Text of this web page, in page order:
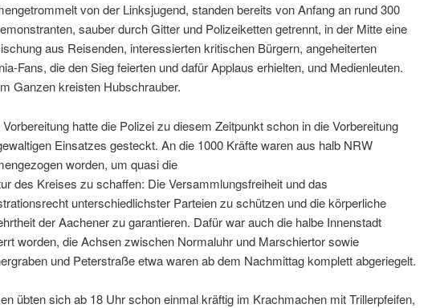
von der Linksjugend, standen bereits von Anfang an rund 300
sauber durch Gitter und Polizeiketten getrennt, in der Mitte eine
aus Reisenden, interessierten kritischen Bürgern, angeheiterten
Fans, die den Sieg feierten und dafür Applaus erhielten, und Medienleuten.
Ganzen kreisten Hubschrauber.
Vorbereitung hatte die Polizei zu diesem Zeitpunkt schon in die Vorbereitung
Einsatzes gesteckt. An die 1000 Kräfte waren aus halb NRW
worden, um quasi die
des Kreises zu schaffen: Die Versammlungsfreiheit und das
unterschiedlichster Parteien zu schützen und die körperliche
der Aachener zu garantieren. Dafür war auch die halbe Innenstadt
worden, die Achsen zwischen Normaluhr und Marschiertor sowie
und Peterstraße etwa waren ab dem Nachmittag komplett abgeriegelt.
übten sich ab 18 Uhr schon einmal kräftig im Krachmachen mit Trillerpfeifen,